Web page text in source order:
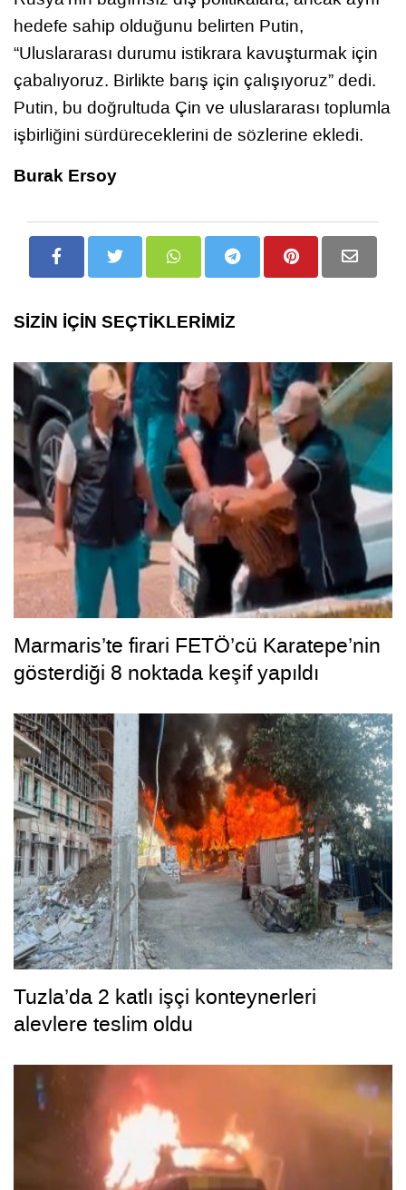
hedefe sahip olduğunu belirten Putin,
“Uluslararası durumu istikrara kavuşturmak için
çabalıyoruz. Birlikte barış için çalışıyoruz” dedi.
Putin, bu doğrultuda Çin ve uluslararası toplumla
işbirliğini sürdüreceklerini de sözlerine ekledi.
Burak Ersoy
SİZİN İÇİN SEÇTİKLERİMİZ
Marmaris’te firari FETÖ’cü Karatepe’nin
gösterdiği 8 noktada keşif yapıldı
Tuzla’da 2 katlı işçi konteynerleri
alevlere teslim oldu